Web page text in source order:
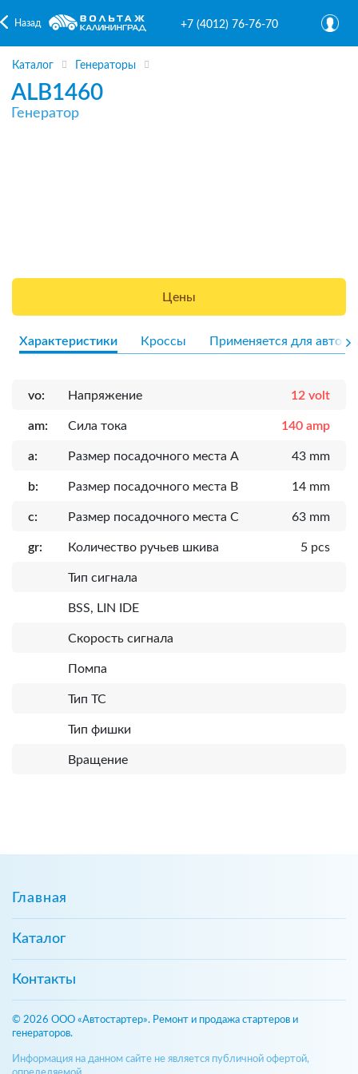
Назад +7 (4012) 76-76-70
Каталог Генераторы
ALB1460
Генератор
Цены
Характеристики Кроссы Применяется для авто
vo: Напряжение 12 volt
am: Сила тока 140 amp
a: Размер посадочного места A 43 mm
b: Размер посадочного места B 14 mm
c: Размер посадочного места C 63 mm
gr: Количество ручьев шкива 5 pcs
Тип сигнала
BSS, LIN IDE
Скорость сигнала
Помпа
Тип ТС
Тип фишки
Вращение
Главная
Каталог
Контакты
© 2026 ООО «Автостартер». Ремонт и продажа стартеров и
генераторов.
Информация на данном сайте не является публичной офертой,